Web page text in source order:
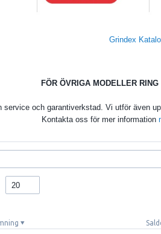
Grindex
FÖR ÖVRIGA MODELLER
service och garantiverkstad. Vi utför även
Kontakta oss för mer information
20